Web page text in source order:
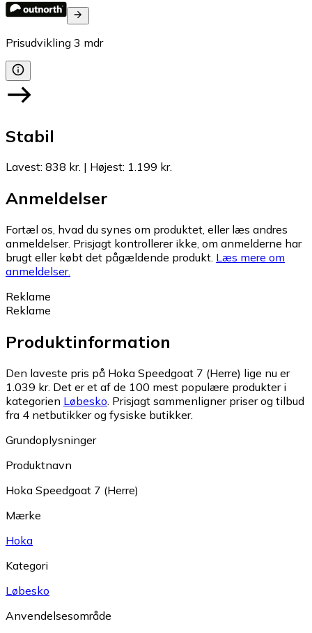
Prisudvikling 3 mdr
Stabil
Lavest: 838 kr. | Højest: 1.199 kr.
Anmeldelser
Fortæl os, hvad du synes om produktet, eller læs andres
anmeldelser. Prisjagt kontrollerer ikke, om anmelderne har
brugt eller købt det pågældende produkt. Læs mere om
anmeldelser.
Reklame
Reklame
Produktinformation
Den laveste pris på Hoka Speedgoat 7 (Herre) lige nu er
1.039 kr. Det er et af de 100 mest populære produkter i
kategorien Løbesko. Prisjagt sammenligner priser og tilbud
fra 4 netbutikker og fysiske butikker.
Grundoplysninger
Produktnavn
Hoka Speedgoat 7 (Herre)
Mærke
Hoka
Kategori
Løbesko
Anvendelsesområde